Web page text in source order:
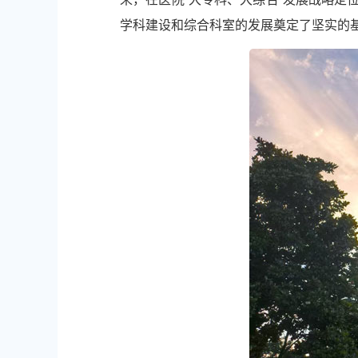
学科建设和综合科室的发展奠定了坚实的